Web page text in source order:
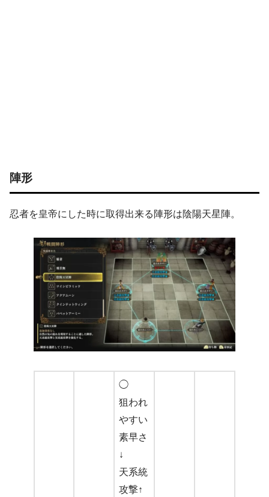
陣形
忍者を皇帝にした時に取得出来る陣形は陰陽天星陣。
◯
狙われ
やすい
素早さ
↓
天系統
攻撃↑